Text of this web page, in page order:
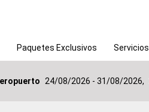
Paquetes Exclusivos Servicios
24/08/2026 - 31/08/2026,